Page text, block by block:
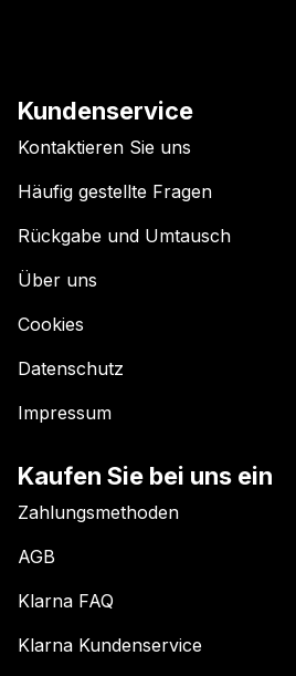
Kundenservice
Kontaktieren Sie uns
Häufig gestellte Fragen
Rückgabe und Umtausch
Über uns
Cookies
Datenschutz
Impressum
Kaufen Sie bei uns ein
Zahlungsmethoden
AGB
Klarna FAQ
Klarna Kundenservice